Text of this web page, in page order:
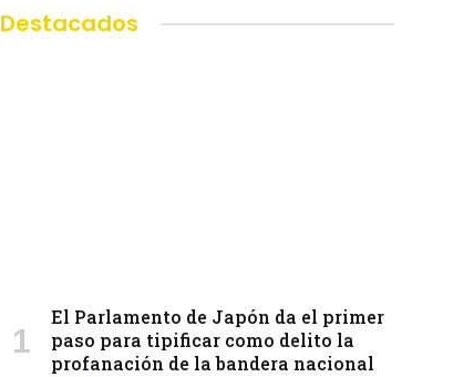
Destacados
El Parlamento de Japón da el primer
paso para tipificar como delito la
profanación de la bandera nacional